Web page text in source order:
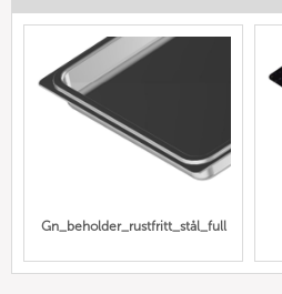
Gn_beholder_rustfritt_stål_full